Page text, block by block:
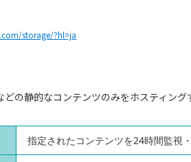
storage/?hl=ja
の静的なコンテンツのみをホスティング
指定されたコンテンツを24時間監視